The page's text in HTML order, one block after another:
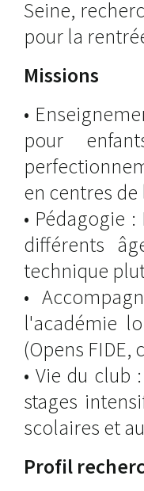
Seine,
pour la
Missions
•
pour
en centres
• Pédagogie
différents
technique
•
l'académie
(Opens
• Vie du club
stages
scolaires et
Profil